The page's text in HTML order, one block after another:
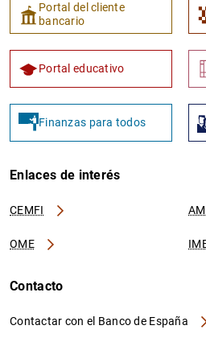
Portal del cliente
bancario
Portal educativo
Finanzas para todos
Enlaces de interés
CEMFI
OME
Contacto
Contactar con el Banco de España